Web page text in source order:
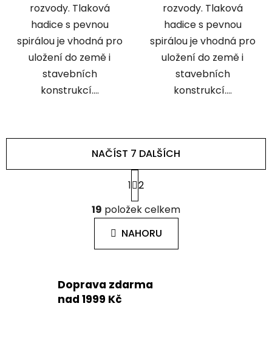
rozvody. Tlaková
hadice s pevnou
spirálou je vhodná pro
uložení do země i
stavebních
konstrukcí....
rozvody. Tlaková
hadice s pevnou
spirálou je vhodná pro
uložení do země i
stavebních
konstrukcí....
O
v
l
á
d
c
í
NAČÍST 7 DALŠÍCH
S
t
r
á
n
k
n
í
1 2
19 položek celkem
NAHORU
Doprava zdarma
nad 1999 Kč